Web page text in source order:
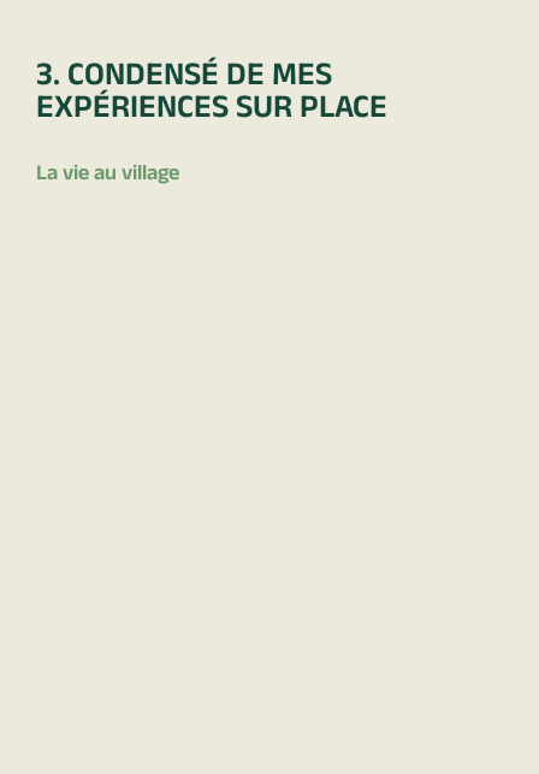
3. CONDENSÉ DE MES
EXPÉRIENCES SUR PLACE
La vie au village